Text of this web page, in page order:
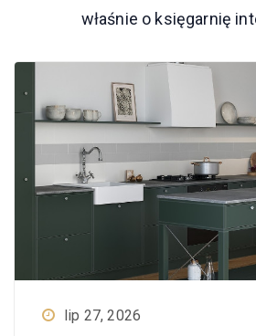
właśnie o księgarnię
lip 27, 2026